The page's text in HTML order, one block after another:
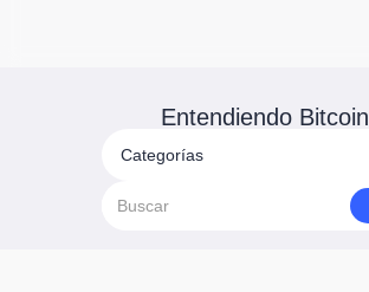
Entendiendo Bitcoin
Categorías